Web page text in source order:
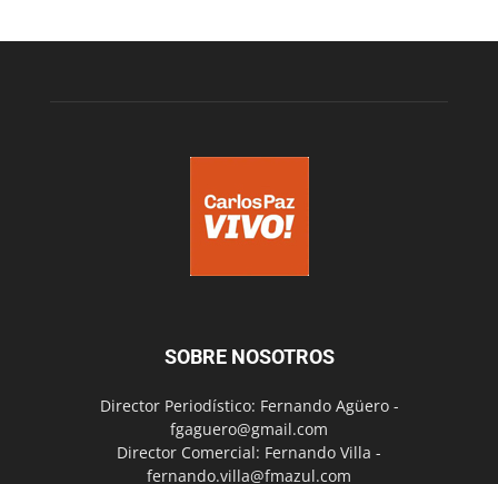
SOBRE NOSOTROS
Director Periodístico: Fernando Agüero -
fgaguero@gmail.com
Director Comercial: Fernando Villa -
fernando.villa@fmazul.com